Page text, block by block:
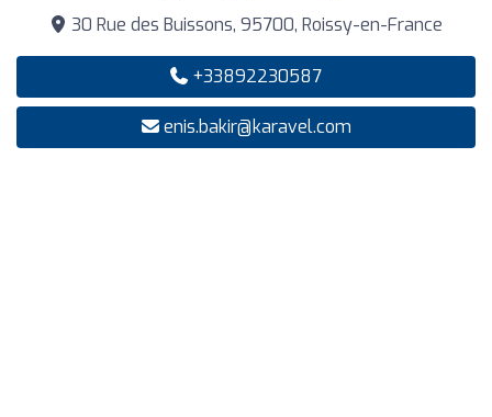
30 Rue des Buissons, 95700, Roissy-en-France
+33892230587
enis.bakir@karavel.com